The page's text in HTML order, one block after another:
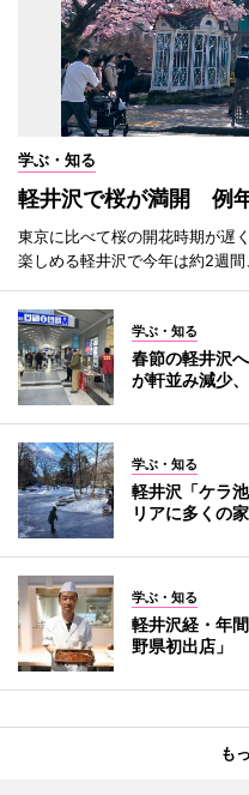
学ぶ・知る
軽井沢で桜が満開 例
東京に比べて桜の開花時期が遅
楽しめる軽井沢で今年は約2週間
学ぶ・知る
春節の軽井沢
が軒並み減少
学ぶ・知る
軽井沢「ケラ
リアに多くの
学ぶ・知る
軽井沢経・年
野県初出店」
も